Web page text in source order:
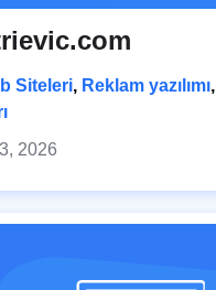
Siteleri, Reklam yazılımı,
2026